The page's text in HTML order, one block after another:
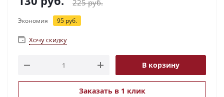
225руб.
Экономия 95 руб.
Хочу скидку
В корзину
Заказать в 1 клик